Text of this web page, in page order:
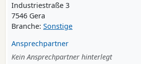
Industriestraße 3
7546 Gera
Branche: Sonstige
Ansprechpartner
Kein Ansprechpartner hinterlegt